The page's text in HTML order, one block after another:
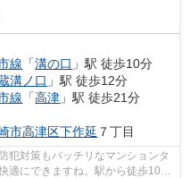
線 「溝の口 」駅 徒歩10分
溝ノ口 」駅 徒歩12分
線 「高津 」駅 徒歩21分
市高津区下作延 ７丁目
犯対策もバッチリなマンションタ
適にできますね。駅から徒歩10分